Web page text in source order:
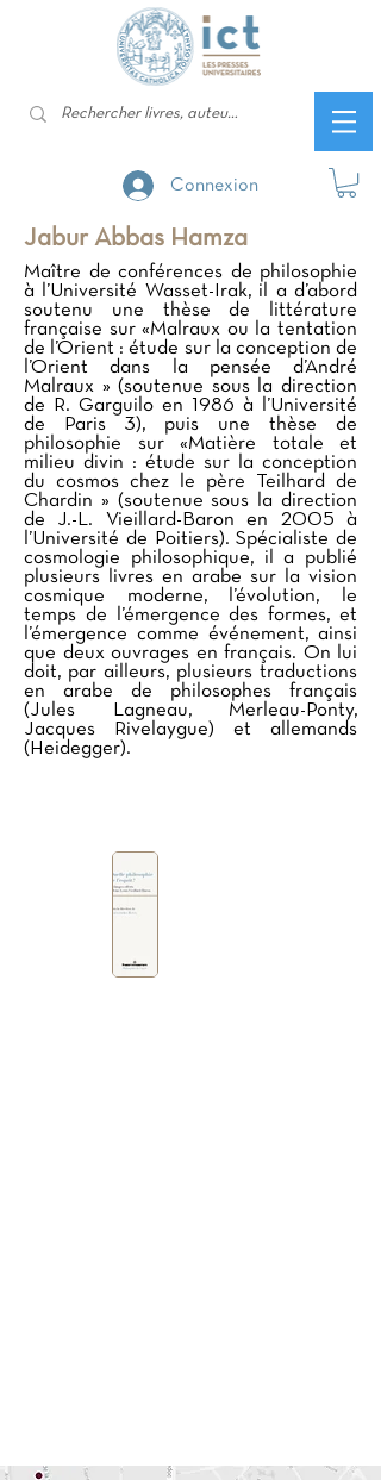
Connexion
Jabur Abbas Hamza
Maître de conférences de philosophie
à l’Université Wasset-Irak, il a d’abord
soutenu une thèse de littérature
française sur «Malraux ou la tentation
de l’Orient : étude sur la conception de
l’Orient dans la pensée d’André
Malraux » (soutenue sous la direction
de R. Garguilo en 1986 à l’Université
de Paris 3), puis une thèse de
philosophie sur «Matière totale et
milieu divin : étude sur la conception
du cosmos chez le père Teilhard de
Chardin » (soutenue sous la direction
de J.-L. Vieillard-Baron en 2005 à
l’Université de Poitiers). Spécialiste de
cosmologie philosophique, il a publié
plusieurs livres en arabe sur la vision
cosmique moderne, l’évolution, le
temps de l’émergence des formes, et
l’émergence comme événement, ainsi
que deux ouvrages en français. On lui
doit, par ailleurs, plusieurs traductions
en arabe de philosophes français
(Jules Lagneau, Merleau-Ponty,
Jacques Rivelaygue) et allemands
(Heidegger).